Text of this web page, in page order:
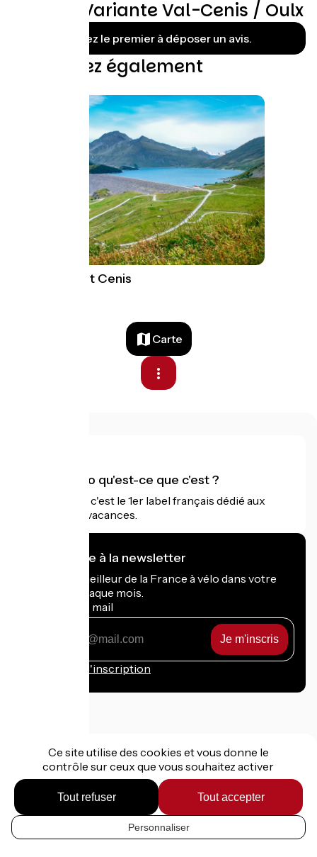
FR
Avis sur Variante Val-Cenis / Oulx
Soyez le premier à déposer un avis.
Découvrez également
Col du Mont Cenis
Carte
Accueil Vélo qu'est-ce que c'est ?
Accueil Vélo c'est le 1er label français dédié aux
cyclistes en vacances.
Je m'abonne à la newsletter
Recevez le meilleur de la France à vélo dans votre
boîte mail chaque mois.
Mon adresse mail
Conditions d'inscription
Financé dans le cadre de Destination France
Mentions légales
Données personnelles
Contact
Ce site utilise des cookies et vous donne le
contrôle sur ceux que vous souhaitez activer
Tout accepter
Tout refuser
Personnaliser